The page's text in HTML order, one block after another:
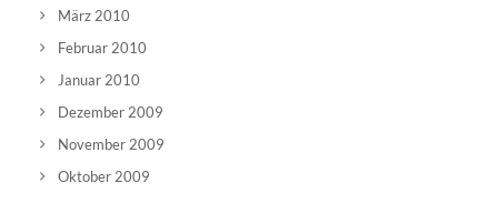
März 2010
Februar 2010
Januar 2010
Dezember 2009
November 2009
Oktober 2009